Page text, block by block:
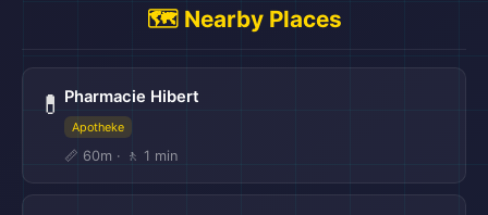
🗺️ Nearby Places
💊 Pharmacie Hibert
Apotheke
📏 60m · 🚶 1 min